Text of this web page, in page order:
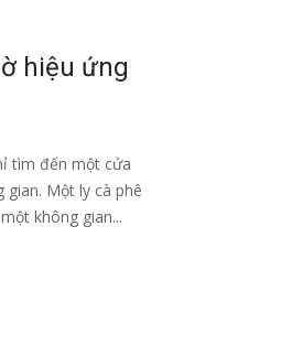
hiệu ứng
tìm đến một cửa
gian. Một ly cà phê
không gian...